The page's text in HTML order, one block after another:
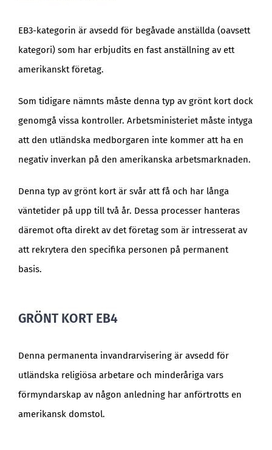
EB3-kategorin är avsedd för begåvade anställda (oavsett
kategori) som har erbjudits en fast anställning av ett
amerikanskt företag.
Som tidigare nämnts måste denna typ av grönt kort dock
genomgå vissa kontroller. Arbetsministeriet måste intyga
att den utländska medborgaren inte kommer att ha en
negativ inverkan på den amerikanska arbetsmarknaden.
Denna typ av grönt kort är svår att få och har långa
väntetider på upp till två år. Dessa processer hanteras
däremot ofta direkt av det företag som är intresserat av
att rekrytera den specifika personen på permanent
basis.
GRÖNT KORT EB4
Denna permanenta invandrarvisering är avsedd för
utländska religiösa arbetare och minderåriga vars
förmyndarskap av någon anledning har anförtrotts en
amerikansk domstol.